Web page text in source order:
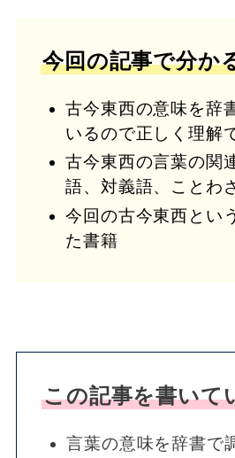
今回の記事で分か
古今東西の意味を辞
いるので正しく理解
古今東西の言葉の関
語、対義語、ことわ
今回の古今東西とい
た書籍
この記事を書いて
言葉の意味を辞書で